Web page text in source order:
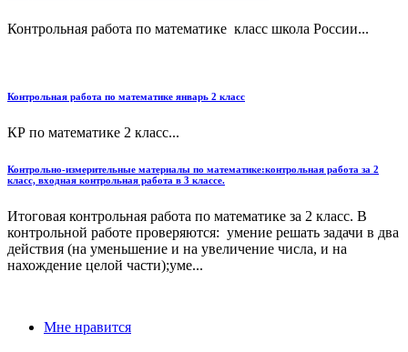
Контрольная работа по математике класс школа России...
Контрольная работа по математике январь 2 класс
КР по математике 2 класс...
Контрольно-измерительные материалы по математике:контрольная работа за 2
класс, входная контрольная работа в 3 классе.
Итоговая контрольная работа по математике за 2 класс. В
контрольной работе проверяются: умение решать задачи в два
действия (на уменьшение и на увеличение числа, и на
нахождение целой части);уме...
Мне нравится